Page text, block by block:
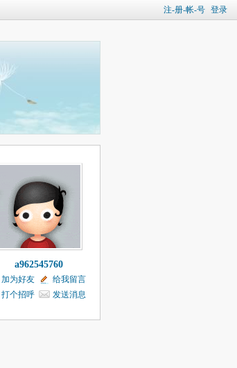
注-册-帐-号 登录
a962545760
加为好友
给我留言
打个招呼
发送消息